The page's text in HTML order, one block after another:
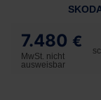
7.480 €
MwSt. nicht
ausweisbar